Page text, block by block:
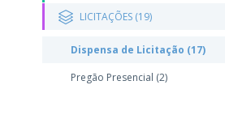
LICITAÇÕES (19)
Dispensa de Licitação (17)
Pregão Presencial (2)